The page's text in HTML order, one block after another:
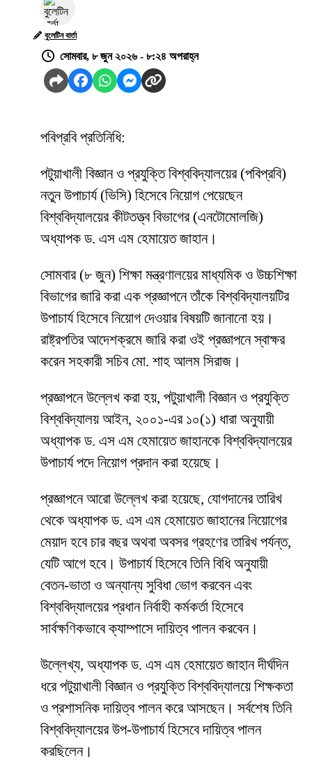
বুলেটিন বার্তা
সোমবার, ৮ জুন ২০২৬ - ৮:২৪ অপরাহ্ন
পবিপ্রবি প্রতিনিধি:
পটুয়াখালী বিজ্ঞান ও প্রযুক্তি বিশ্ববিদ্যালয়ের (পবিপ্রবি)
নতুন উপাচার্য (ভিসি) হিসেবে নিয়োগ পেয়েছেন
বিশ্ববিদ্যালয়ের কীটতত্ত্ব বিভাগের (এনটোমোলজি)
অধ্যাপক ড. এস এম হেমায়েত জাহান।
সোমবার (৮ জুন) শিক্ষা মন্ত্রণালয়ের মাধ্যমিক ও উচ্চশিক্ষা
বিভাগের জারি করা এক প্রজ্ঞাপনে তাঁকে বিশ্ববিদ্যালয়টির
উপাচার্য হিসেবে নিয়োগ দেওয়ার বিষয়টি জানানো হয়।
রাষ্ট্রপতির আদেশক্রমে জারি করা ওই প্রজ্ঞাপনে স্বাক্ষর
করেন সহকারী সচিব মো. শাহ আলম সিরাজ।
প্রজ্ঞাপনে উল্লেখ করা হয়, পটুয়াখালী বিজ্ঞান ও প্রযুক্তি
বিশ্ববিদ্যালয় আইন, ২০০১-এর ১০(১) ধারা অনুযায়ী
অধ্যাপক ড. এস এম হেমায়েত জাহানকে বিশ্ববিদ্যালয়ের
উপাচার্য পদে নিয়োগ প্রদান করা হয়েছে।
প্রজ্ঞাপনে আরো উল্লেখ করা হয়েছে, যোগদানের তারিখ
থেকে অধ্যাপক ড. এস এম হেমায়েত জাহানের নিয়োগের
মেয়াদ হবে চার বছর অথবা অবসর গ্রহণের তারিখ পর্যন্ত,
যেটি আগে হবে। উপাচার্য হিসেবে তিনি বিধি অনুযায়ী
বেতন-ভাতা ও অন্যান্য সুবিধা ভোগ করবেন এবং
বিশ্ববিদ্যালয়ের প্রধান নির্বাহী কর্মকর্তা হিসেবে
সার্বক্ষণিকভাবে ক্যাম্পাসে দায়িত্ব পালন করবেন।
উল্লেখ্য, অধ্যাপক ড. এস এম হেমায়েত জাহান দীর্ঘদিন
ধরে পটুয়াখালী বিজ্ঞান ও প্রযুক্তি বিশ্ববিদ্যালয়ে শিক্ষকতা
ও প্রশাসনিক দায়িত্ব পালন করে আসছেন। সর্বশেষ তিনি
বিশ্ববিদ্যালয়ের উপ-উপাচার্য হিসেবে দায়িত্ব পালন
করছিলেন।